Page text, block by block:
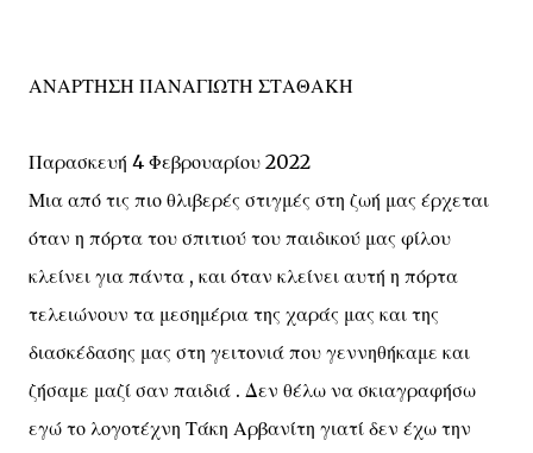
ΑΝΑΡΤΗΣΗ ΠΑΝΑΓΙΩΤΗ ΣΤΑΘΑΚΗ
Παρασκευή 4 Φεβρουαρίου 2022
Μια από τις πιο θλιβερές στιγμές στη ζωή μας έρχεται
όταν η πόρτα του σπιτιού του παιδικού μας φίλου
κλείνει για πάντα , και όταν κλείνει αυτή η πόρτα
τελειώνουν τα μεσημέρια της χαράς μας και της
διασκέδασης μας στη γειτονιά που γεννηθήκαμε και
ζήσαμε μαζί σαν παιδιά . Δεν θέλω να σκιαγραφήσω
εγώ το λογοτέχνη Τάκη Αρβανίτη γιατί δεν έχω την